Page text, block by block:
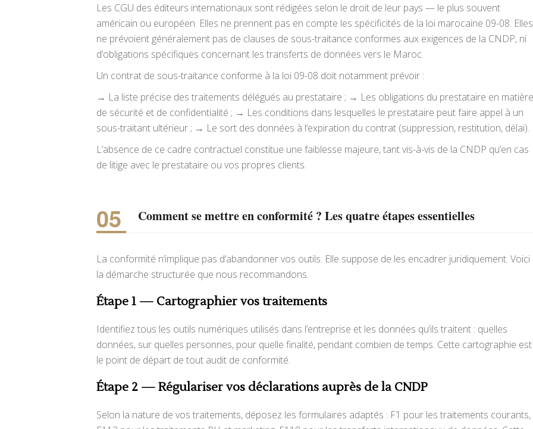
Les CGU des éditeurs internationaux sont rédigées selon le droit de leur pays — le plus souvent
américain ou européen. Elles ne prennent pas en compte les spécificités de la loi marocaine 09-08. Elles
ne prévoient généralement pas de clauses de sous-traitance conformes aux exigences de la CNDP, ni
d’obligations spécifiques concernant les transferts de données vers le Maroc.
Un contrat de sous-traitance conforme à la loi 09-08 doit notamment prévoir :
→ La liste précise des traitements délégués au prestataire ; → Les obligations du prestataire en matière
de sécurité et de confidentialité ; → Les conditions dans lesquelles le prestataire peut faire appel à un
sous-traitant ultérieur ; → Le sort des données à l’expiration du contrat (suppression, restitution, délai).
L’absence de ce cadre contractuel constitue une faiblesse majeure, tant vis-à-vis de la CNDP qu’en cas
de litige avec le prestataire ou vos propres clients.
Comment se mettre en conformité ? Les quatre étapes essentielles
La conformité n’implique pas d’abandonner vos outils. Elle suppose de les encadrer juridiquement. Voici
la démarche structurée que nous recommandons.
Étape 1 — Cartographier vos traitements
Identifiez tous les outils numériques utilisés dans l’entreprise et les données qu’ils traitent : quelles
données, sur quelles personnes, pour quelle finalité, pendant combien de temps. Cette cartographie est
le point de départ de tout audit de conformité.
Étape 2 — Régulariser vos déclarations auprès de la CNDP
Selon la nature de vos traitements, déposez les formulaires adaptés : F1 pour les traitements courants,